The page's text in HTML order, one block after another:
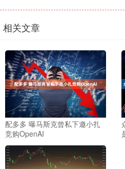
相关文章
配多多 曝马斯克曾私下邀小扎
竞购OpenAI